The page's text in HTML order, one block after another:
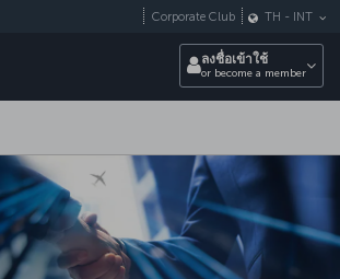
Corporate Club TH - INT
ลงชื่อเข้าใช้
or become a member